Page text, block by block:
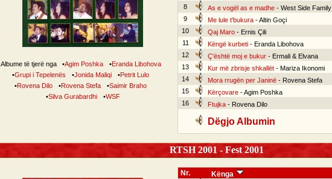
Albume të tjerë nga •Agim Poshka •Eranda Libohova
•Grupi i Tepelenës •Jonida Maliqi •Petrit Lulo
•Rovena Dilo •Rovena Stefa •Saimir Braho
•Silva Gurabardhi •WSF
8
As e vogël as e madhe- West Side Family
9
Me lule t'bukura- Altin Goçi
10
Qaj Maro- Ernis Çili
11
Këngë kurbeti- Eranda Libohova
12
Ç'është moj e bukur- Ermali & Elvana
13
Kur më zbrisje shkallët- Mariza Ikonomi
14
Mora rrugën per Janinë- Rovena Stefa
15
Kërçovare- Agim Poshka
16
Ftujka- Rovena Dilo
Dëgjo Albumin
RTSH 2001 - Fest 2001
Nr. Kënga